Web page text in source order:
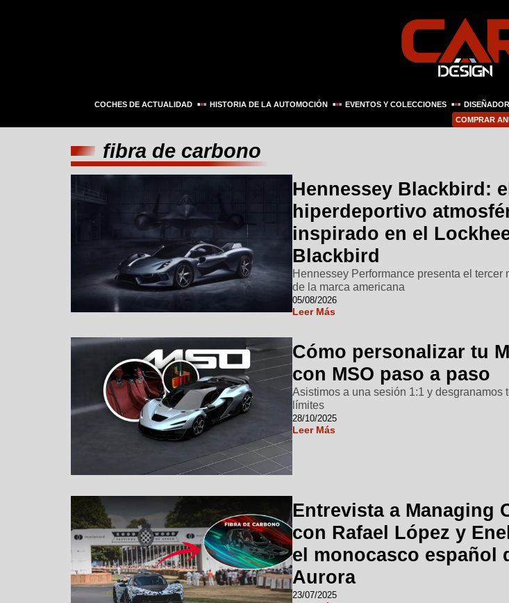
COCHES DE ACTUALIDAD HISTORIA DE LA AUTOMOCIÓN EVENTOS Y COLECCIONES
COMPRAR
fibra de carbono
Hennessey Blackbird: el
hiperdeportivo
inspirado en el
Blackbird
Hennessey Performance presenta el tercer
de la marca americana
05/08/2026
Leer Más
Cómo personalizar tu
con MSO paso a paso
Asistimos a una sesión 1:1 y desgranamos
límites
28/10/2025
Leer Más
Entrevista a Managing
con Rafael López y
el monocasco español
Aurora
23/07/2025